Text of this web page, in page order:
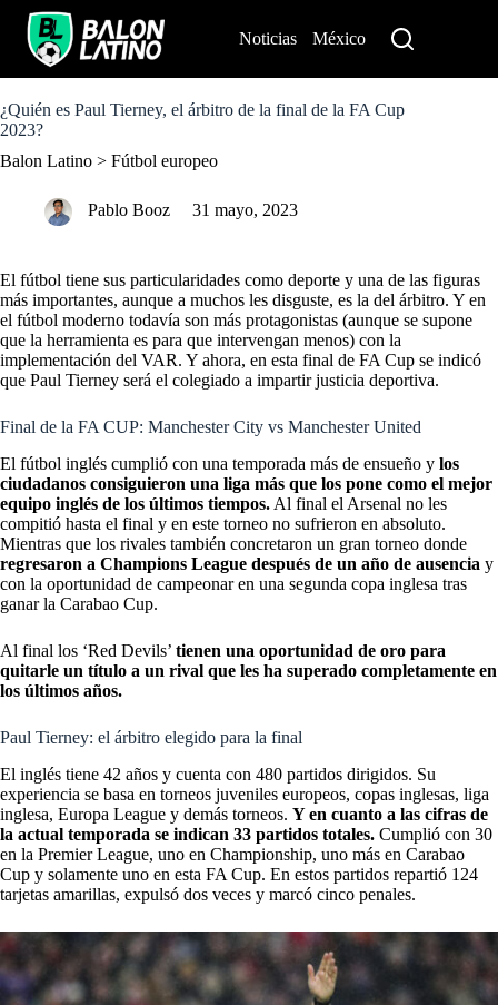
o
c
n
Noticias México
¿Quién es Paul Tierney, el árbitro de la final de la FA Cup
2023?
Balon Latino > Fútbol europeo
Pablo Booz 31 mayo, 2023
El fútbol tiene sus particularidades como deporte y una de las figuras
más importantes, aunque a muchos les disguste, es la del árbitro. Y en
el fútbol moderno todavía son más protagonistas (aunque se supone
que la herramienta es para que intervengan menos) con la
implementación del VAR. Y ahora, en esta final de FA Cup se indicó
que Paul Tierney será el colegiado a impartir justicia deportiva.
Final de la FA CUP: Manchester City vs Manchester United
El fútbol inglés cumplió con una temporada más de ensueño y los
ciudadanos consiguieron una liga más que los pone como el mejor
equipo inglés de los últimos tiempos. Al final el Arsenal no les
compitió hasta el final y en este torneo no sufrieron en absoluto.
Mientras que los rivales también concretaron un gran torneo donde
regresaron a Champions League después de un año de ausencia y
con la oportunidad de campeonar en una segunda copa inglesa tras
ganar la Carabao Cup.
Al final los ‘Red Devils’ tienen una oportunidad de oro para
quitarle un título a un rival que les ha superado completamente en
los últimos años.
Paul Tierney: el árbitro elegido para la final
El inglés tiene 42 años y cuenta con 480 partidos dirigidos. Su
experiencia se basa en torneos juveniles europeos, copas inglesas, liga
inglesa, Europa League y demás torneos. Y en cuanto a las cifras de
la actual temporada se indican 33 partidos totales. Cumplió con 30
en la Premier League, uno en Championship, uno más en Carabao
Cup y solamente uno en esta FA Cup. En estos partidos repartió 124
tarjetas amarillas, expulsó dos veces y marcó cinco penales.